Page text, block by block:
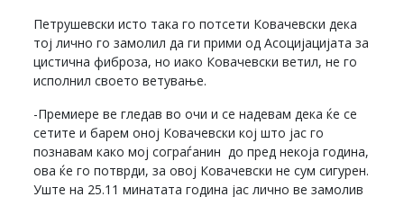
Петрушевски исто така го потсети Ковачевски дека
тој лично го замолил да ги прими од Асоцијацијата за
цистична фиброза, но иако Ковачевски ветил, не го
исполнил своето ветување.
-Премиере ве гледав во очи и се надевам дека ќе се
сетите и барем оној Ковачевски кој што јас го
познавам како мој сограѓанин до пред некоја година,
ова ќе го потврди, за овој Ковачевски не сум сигурен.
Уште на 25.11 минатата година јас лично ве замолив